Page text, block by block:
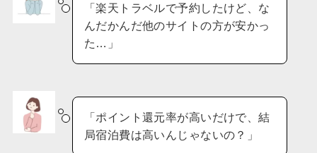
「楽天トラベルで予約したけど、な
んだかんだ他のサイトの方が安かっ
た…」
「ポイント還元率が高いだけで、結
局宿泊費は高いんじゃないの？」